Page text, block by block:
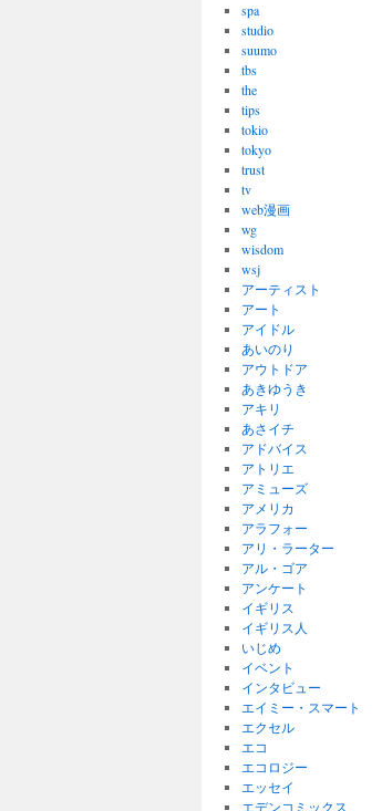
spa
studio
suumo
tbs
the
tips
tokio
tokyo
trust
tv
web漫画
wg
wisdom
wsj
アーティスト
アート
アイドル
あいのり
アウトドア
あきゆうき
アキリ
あさイチ
アドバイス
アトリエ
アミューズ
アメリカ
アラフォー
アリ・ラーター
アル・ゴア
アンケート
イギリス
イギリス人
いじめ
イベント
インタビュー
エイミー・スマート
エクセル
エコ
エコロジー
エッセイ
エデンコミックス